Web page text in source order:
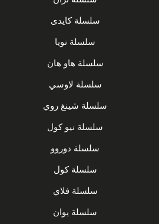
سلسلة كايدى
سلسلة نويا
سلسلة هاو هان
سلسلة لاوسي
سلسلة شينغ روي
سلسلة نيو كول
سلسلة دوروو
سلسلة كول
سلسلة فلاي
سلسلة يوان